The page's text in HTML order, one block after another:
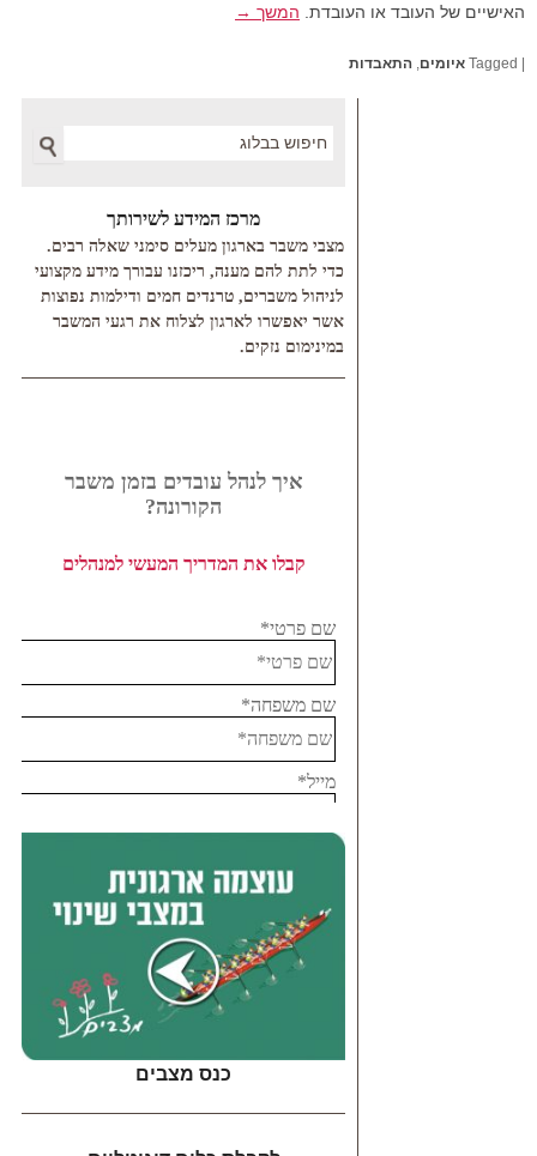
האישיים של העובד או העובדת. המשך →
|
Tagged איומים התאבדות
מרכז המידע לשירותך
מצבי משבר בארגון מעלים סימני שאלה רבים.
כדי לתת להם מענה, ריכזנו עבורך מידע מקצועי
לניהול משברים, טרנדים חמים ודילמות נפוצות
אשר יאפשרו לארגון לצלוח את רגעי המשבר
במינימום נזקים.
כנס מצבים